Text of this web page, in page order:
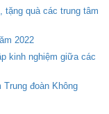
tặng quà các trung tâm
2022
kinh nghiệm giữa các
đoàn Không